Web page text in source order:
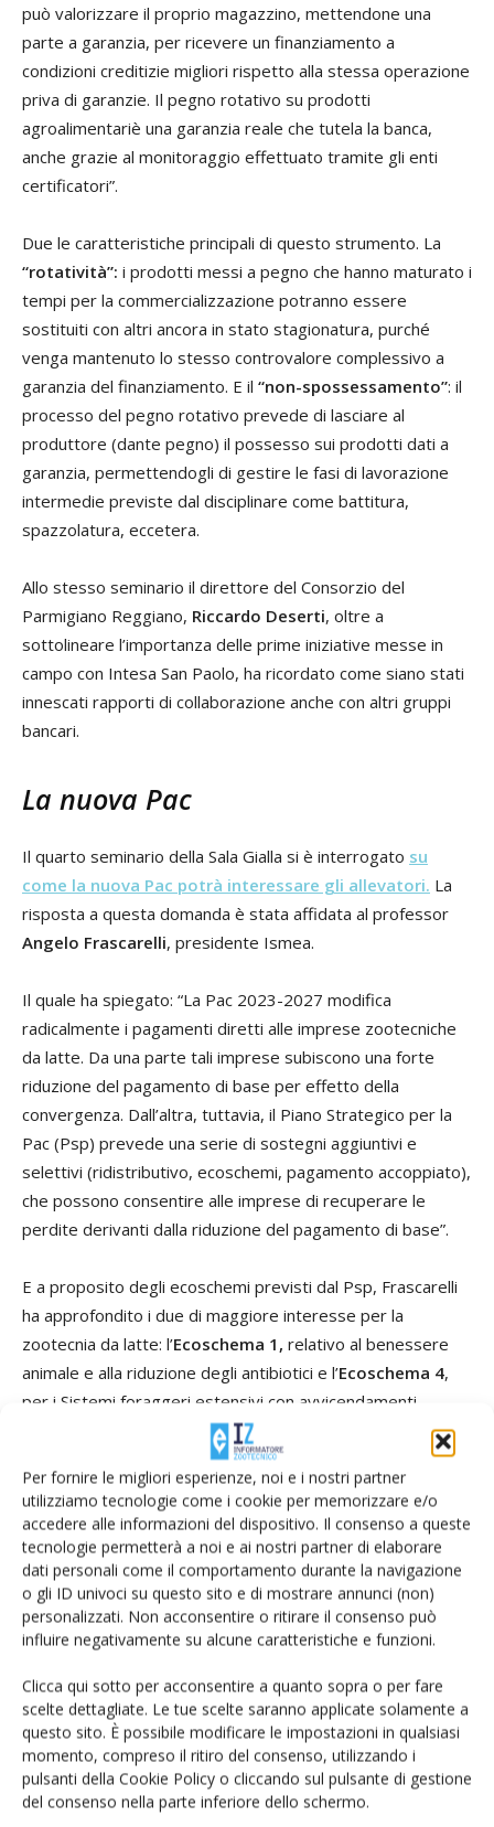
Per fornire le migliori esperienze, noi e i nostri partner
utilizziamo tecnologie come i cookie per memorizzare e/o
accedere alle informazioni del dispositivo. Il consenso a queste
tecnologie permetterà a noi e ai nostri partner di elaborare
dati personali come il comportamento durante la navigazione
o gli ID univoci su questo sito e di mostrare annunci (non)
personalizzati. Non acconsentire o ritirare il consenso può
influire negativamente su alcune caratteristiche e funzioni.
Clicca qui sotto per acconsentire a quanto sopra o per fare
scelte dettagliate. Le tue scelte saranno applicate solamente a
questo sito. È possibile modificare le impostazioni in qualsiasi
momento, compreso il ritiro del consenso, utilizzando i
pulsanti della Cookie Policy o cliccando sul pulsante di gestione
del consenso nella parte inferiore dello schermo.
può valorizzare il proprio magazzino, mettendone una
parte a garanzia, per ricevere un finanziamento a
condizioni creditizie migliori rispetto alla stessa operazione
priva di garanzie. Il pegno rotativo su prodotti
agroalimentariè una garanzia reale che tutela la banca,
anche grazie al monitoraggio effettuato tramite gli enti
certificatori”.
Due le caratteristiche principali di questo strumento. La
“rotatività”: i prodotti messi a pegno che hanno maturato i
tempi per la commercializzazione potranno essere
sostituiti con altri ancora in stato stagionatura, purché
venga mantenuto lo stesso controvalore complessivo a
garanzia del finanziamento. E il “non-spossessamento”: il
processo del pegno rotativo prevede di lasciare al
produttore (dante pegno) il possesso sui prodotti dati a
garanzia, permettendogli di gestire le fasi di lavorazione
intermedie previste dal disciplinare come battitura,
spazzolatura, eccetera.
Allo stesso seminario il direttore del Consorzio del
Parmigiano Reggiano, Riccardo Deserti, oltre a
sottolineare l’importanza delle prime iniziative messe in
campo con Intesa San Paolo, ha ricordato come siano stati
innescati rapporti di collaborazione anche con altri gruppi
bancari.
La nuova Pac
Il quarto seminario della Sala Gialla si è interrogato su
come la nuova Pac potrà interessare gli allevatori. La
risposta a questa domanda è stata affidata al professor
Angelo Frascarelli, presidente Ismea.
Il quale ha spiegato: “La Pac 2023-2027 modifica
radicalmente i pagamenti diretti alle imprese zootecniche
da latte. Da una parte tali imprese subiscono una forte
riduzione del pagamento di base per effetto della
convergenza. Dall’altra, tuttavia, il Piano Strategico per la
Pac (Psp) prevede una serie di sostegni aggiuntivi e
selettivi (ridistributivo, ecoschemi, pagamento accoppiato),
che possono consentire alle imprese di recuperare le
perdite derivanti dalla riduzione del pagamento di base”.
E a proposito degli ecoschemi previsti dal Psp, Frascarelli
ha approfondito i due di maggiore interesse per la
zootecnia da latte: l’Ecoschema 1, relativo al benessere
animale e alla riduzione degli antibiotici e l’Ecoschema 4,
per i Sistemi foraggeri estensivi con avvicendamenti
ISCRIVITI ALLA NEWSLETTER
Alleva by Parmigiano Reggiano
Facebook Twitter
LASCIA UN COMMENTO